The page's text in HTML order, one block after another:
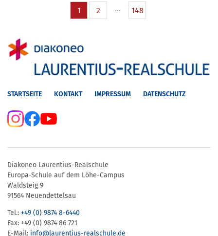
1 2 148
STARTSEITE KONTAKT IMPRESSUM DATENSCHUTZ
Diakoneo Laurentius-Realschule
Europa-Schule auf dem Löhe-Campus
Waldsteig 9
91564 Neuendettelsau
Tel.: +49 (0) 9874 8-6440
Fax: +49 (0) 9874 86 721
E-Mail: info@laurentius-realschule.de